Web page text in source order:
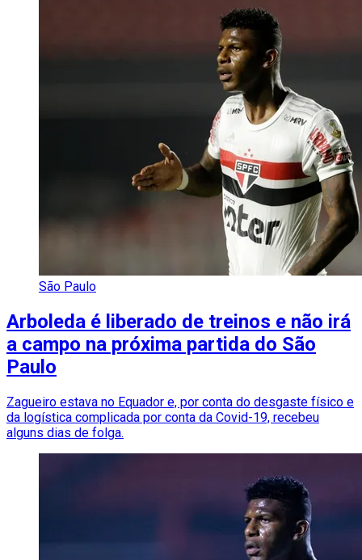
São Paulo
Arboleda é liberado de treinos e não irá
a campo na próxima partida do São
Paulo
Zagueiro estava no Equador e, por conta do desgaste físico e
da logística complicada por conta da Covid-19, recebeu
alguns dias de folga.